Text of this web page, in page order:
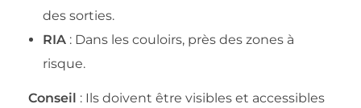
des sorties.
RIA: Dans les couloirs, près des zones à
risque.
Conseil : Ils doivent être visibles et accessibles